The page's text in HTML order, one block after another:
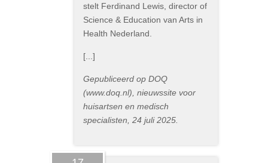
stelt Ferdinand Lewis, director of
Science & Education van Arts in
Health Nederland.
[...]
Gepubliceerd op DOQ
(www.doq.nl), nieuwssite voor
huisartsen en medisch
specialisten, 24 juli 2025.